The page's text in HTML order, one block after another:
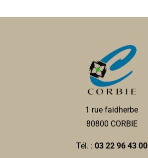
1 rue faidherbe
80800 CORBIE
Tél. : 03 22 96 43 00